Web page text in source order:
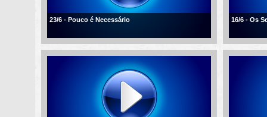
23/6 - Pouco é Necessário 16/6 - Os